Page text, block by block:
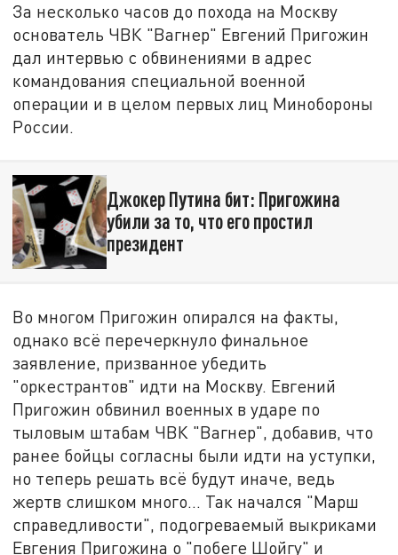
За несколько часов до похода на Москву
основатель ЧВК "Вагнер" Евгений Пригожин
дал интервью с обвинениями в адрес
командования специальной военной
операции и в целом первых лиц Минобороны
России.
Джокер Путина бит: Пригожина
убили за то, что его простил
президент
Во многом Пригожин опирался на факты,
однако всё перечеркнуло финальное
заявление, призванное убедить
"оркестрантов" идти на Москву. Евгений
Пригожин обвинил военных в ударе по
тыловым штабам ЧВК "Вагнер", добавив, что
ранее бойцы согласны были идти на уступки,
но теперь решать всё будут иначе, ведь
жертв слишком много… Так начался "Марш
справедливости", подогреваемый выкриками
Евгения Пригожина о "побеге Шойгу" и